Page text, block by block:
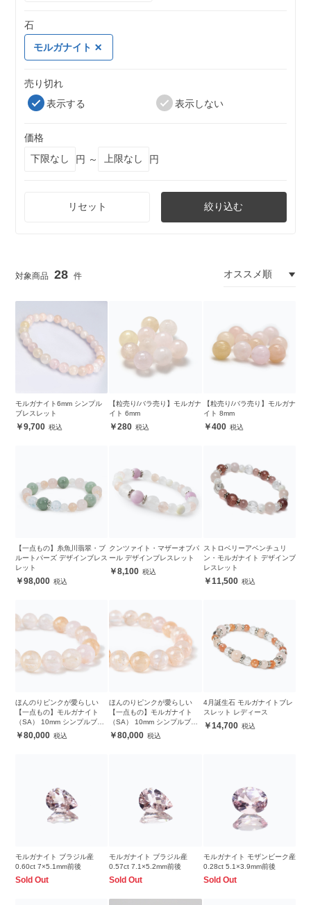
石
モルガナイト
売り切れ
表示する
表示しない
価格
円 ～
円
リセット 絞り込む
28
モルガナイト6mm シンプル
ブレスレット
9,700
【粒売り/バラ売り】モルガナ
イト 6mm
280
【粒売り/バラ売り】モルガナ
イト 8mm
400
【一点もの】糸魚川翡翠・ブ
ルートパーズ デザインブレス
レット
98,000
クンツァイト・マザーオブパ
ール デザインブレスレット
8,100
ストロベリーアベンチュリ
ン・モルガナイト デザインブ
レスレット
11,500
ほんのりピンクが愛らしい
【一点もの】モルガナイト
（SA） 10mm シンプルブレ
スレット
80,000
ほんのりピンクが愛らしい
【一点もの】モルガナイト
（SA） 10mm シンプルブレ
スレット
80,000
4月誕生石 モルガナイトブレ
スレット レディース
14,700
モルガナイト ブラジル産
0.60ct 7×5.1mm前後
Sold Out
モルガナイト ブラジル産
0.57ct 7.1×5.2mm前後
Sold Out
モルガナイト モザンビーク産
0.28ct 5.1×3.9mm前後
Sold Out